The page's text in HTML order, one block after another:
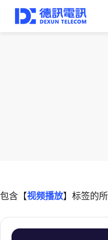
包含【视频播放】标签的